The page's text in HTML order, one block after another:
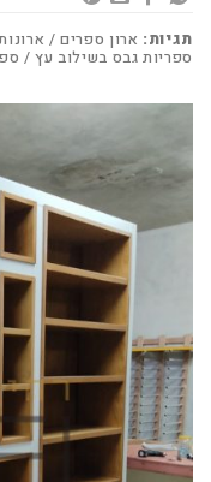
תגיות: ארון ספרים /
ספריות גבס בשילוב עץ /